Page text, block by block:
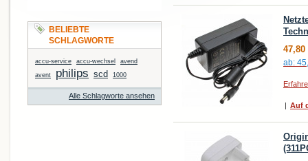
47,80
ab:
| Auf
BELIEBTE
SCHLAGWORTE
accu-service accu-wechsel
avend
avent
philips scd 1000
Alle Schlagworte ansehen